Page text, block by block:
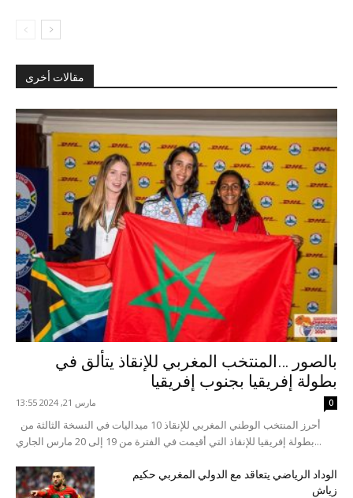
مقالات أخرى
بالصور …المنتخب المغربي للإنقاذ يتألق في
بطولة إفريقيا بجنوب إفريقيا
مارس 21, 2024 13:55 0
بطولة إفريقيا للإنقاذ التي أقيمت في الفترة من 19 إلى 20 مارس الجاري...
الوداد الرياضي يتعاقد مع الدولي المغربي حكيم
زياش